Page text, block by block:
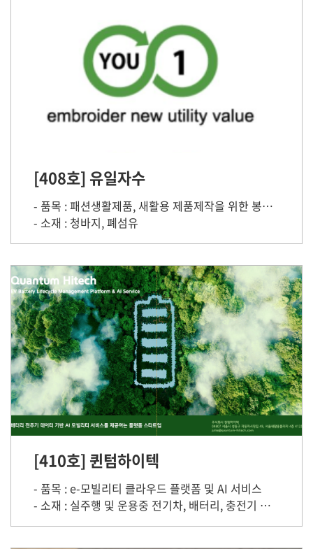
[408호] 유일자수
- 품목 : 패션생활제품, 새활용 제품제작을 위한 봉제 교육프로그램 및 체험키트제작
- 소재 : 청바지, 폐섬유
[410호] 퀸텀하이텍
- 품목 : e-모빌리티 클라우드 플랫폼 및 AI 서비스
- 소재 : 실주행 및 운용중 전기차, 배터리, 충전기 빅데이터